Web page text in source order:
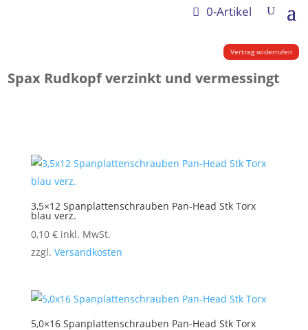
0-Artikel
Vertrag widerrufen
Spax Rudkopf verzinkt und vermessingt
3,5×12 Spanplattenschrauben Pan-Head Stk Torx
blau verz.
0,10 € inkl. MwSt.
zzgl. Versandkosten
5,0×16 Spanplattenschrauben Pan-Head Stk Torx